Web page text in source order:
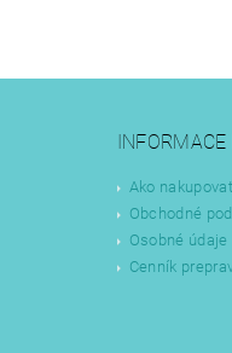
INFORMACE
Ako nakupovať
Obchodné
Osobné údaje
Cenník